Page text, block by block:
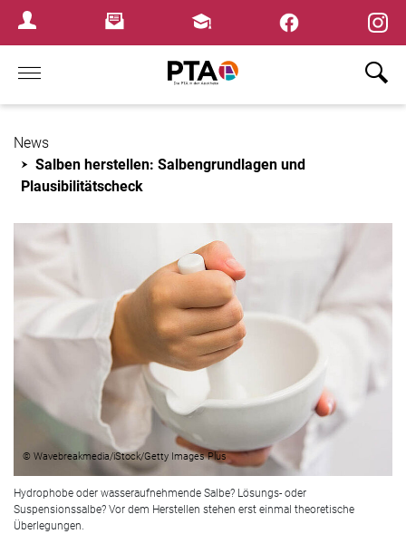
Login MenuNewsletterFortbildungen
Home
News
Salben herstellen: Salbengrundlagen und
Plausibilitätscheck
© Wavebreakmedia/iStock/Getty Images Plus
Hydrophobe oder wasseraufnehmende Salbe? Lösungs- oder
Suspensionssalbe? Vor dem Herstellen stehen erst einmal theoretische
Überlegungen.
×